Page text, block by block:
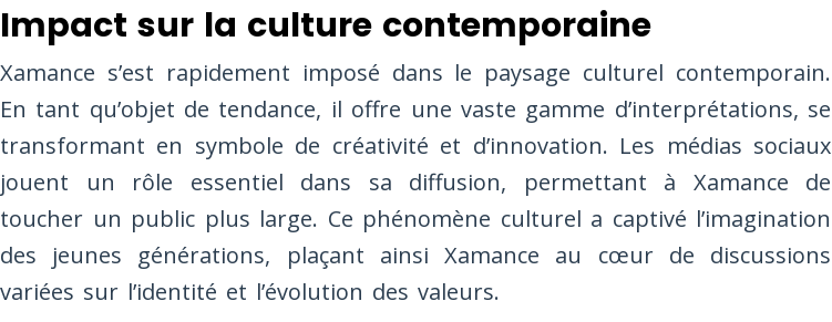
Impact sur la culture contemporaine
Xamance s’est rapidement imposé dans le paysage culturel contemporain.
En tant qu’objet de tendance, il offre une vaste gamme d’interprétations, se
transformant en symbole de créativité et d’innovation. Les médias sociaux
jouent un rôle essentiel dans sa diffusion, permettant à Xamance de
toucher un public plus large. Ce phénomène culturel a captivé l’imagination
des jeunes générations, plaçant ainsi Xamance au cœur de discussions
variées sur l’identité et l’évolution des valeurs.